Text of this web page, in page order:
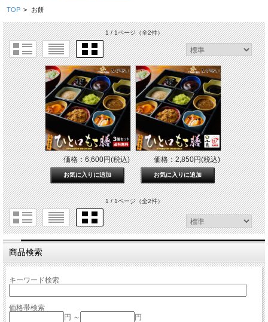
TOP > お餅
1 / 1ページ（全2件）
価格：6,600円(税込) 価格：2,850円(税込)
1 / 1ページ（全2件）
商品検索
キーワード検索
価格帯検索
円 ～
円